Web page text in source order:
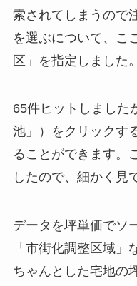
索されてしまうので
を選ぶについて、こ
区」を指定しました。
65件ヒットしました
池」）をクリックす
ることができます。
したので、細かく見
データを坪単価でソ
「市街化調整区域」
ちゃんとした宅地の